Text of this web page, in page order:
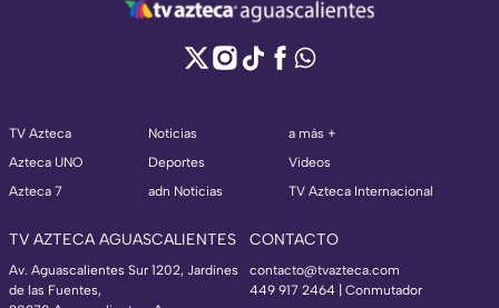
TV Azteca
Azteca UNO
Azteca 7
Noticias
Deportes
adn Noticias
a más +
Videos
TV Azteca Internacional
TV AZTECA AGUASCALIENTES
Av. Aguascalientes Sur 1202, Jardines
de las Fuentes,
CONTACTO
contacto@tvazteca.com
449 917 2464 | Conmutador